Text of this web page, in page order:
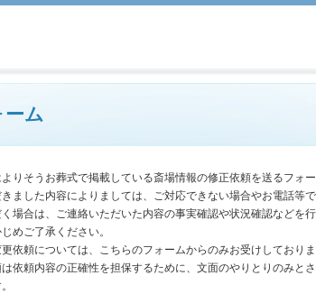
要最低限に絞ったよりそう
ーム
りそうお葬式で掲載している斎場情報の修正依頼を送るフォー
ました内容によりましては、ご対応できない場合やお電話等
場合は、ご連絡いただいた内容の事実確認や状況確認などを
めご了承ください。
依頼については、こちらのフォームからのみお受けしておりま
依頼内容の正確性を担保するために、文面のやりとりのみと